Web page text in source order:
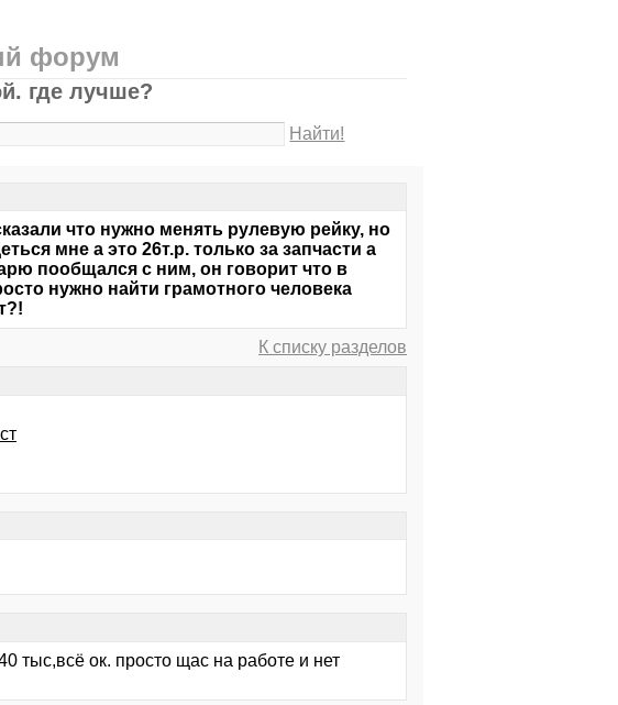
форум
где лучше?
Найти!
что нужно менять рулевую рейку, но
мне а это 26т.р. только за запчасти а
пообщался с ним, он говорит что в
нужно найти грамотного человека
К списку разделов
тыс,всё ок. просто щас на работе и нет